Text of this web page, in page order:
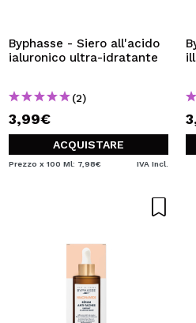
Creando un account su
acquisti velocemente,
consultare le tue operazioni
CREARE UN
Byphasse - Siero all'acido
ialuronico ultra-idratante
(2)
3,99€
ACQUISTARE
Prezzo x 100 Ml: 7,98€ IVA Incl.